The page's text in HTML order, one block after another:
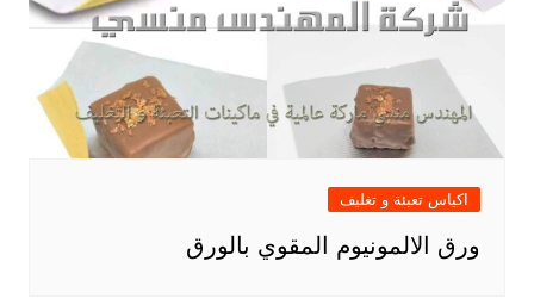
اكياس تعبئة و تغليف
ورق الالمونيوم المقوي بالورق